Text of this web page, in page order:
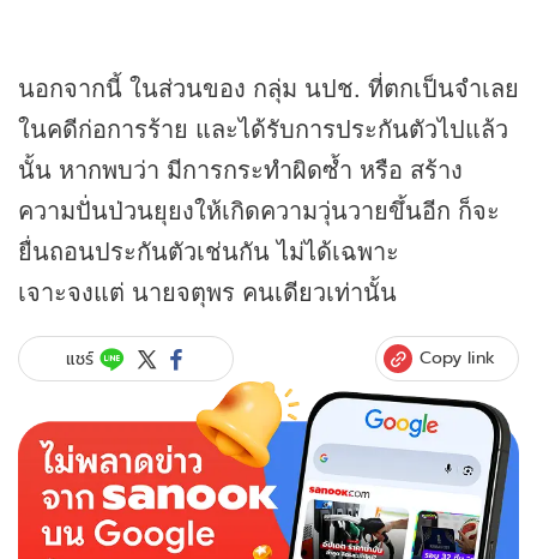
นอกจากนี้ ในส่วนของ กลุ่ม นปช. ที่ตกเป็นจำเลย
ในคดีก่อการร้าย และได้รับการประกันตัวไปแล้ว
นั้น หากพบว่า มีการกระทำผิดซ้ำ หรือ สร้าง
ความปั่นป่วนยุยงให้เกิดความวุ่นวายขึ้นอีก ก็จะ
ยื่นถอนประกันตัวเช่นกัน ไม่ได้เฉพาะ
เจาะจงแต่ นายจตุพร คนเดียวเท่านั้น
แชร์ Copy link